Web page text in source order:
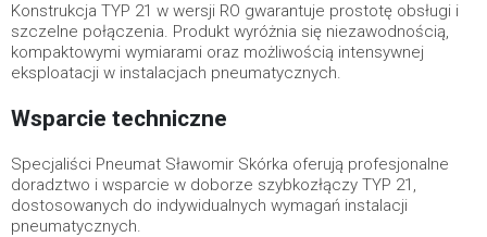
Konstrukcja TYP 21 w wersji RO gwarantuje prostotę obsługi i
szczelne połączenia. Produkt wyróżnia się niezawodnością,
kompaktowymi wymiarami oraz możliwością intensywnej
eksploatacji w instalacjach pneumatycznych.
Wsparcie techniczne
Specjaliści Pneumat Sławomir Skórka oferują profesjonalne
doradztwo i wsparcie w doborze szybkozłączy TYP 21,
dostosowanych do indywidualnych wymagań instalacji
pneumatycznych.